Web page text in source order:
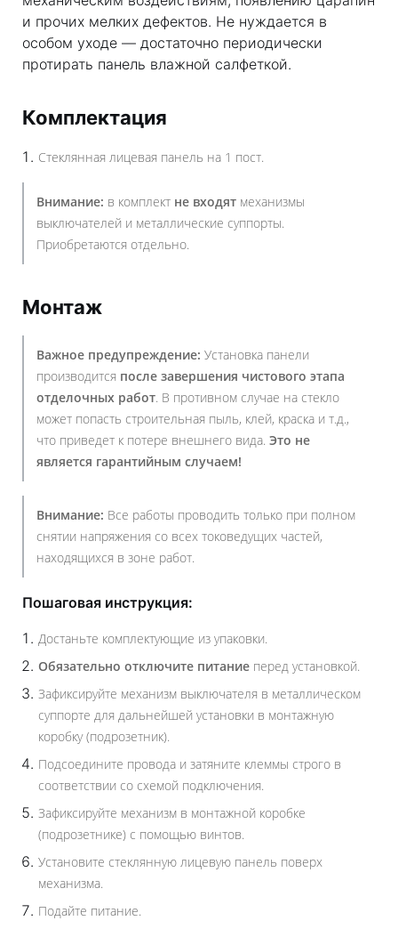
и прочих мелких дефектов. Не нуждается в
особом уходе — достаточно периодически
протирать панель влажной салфеткой.
Комплектация
Стеклянная лицевая панель на 1 пост.
Внимание: в комплект не входят механизмы
выключателей и металлические суппорты.
Приобретаются отдельно.
Монтаж
Важное предупреждение: Установка панели
производится после завершения чистового этапа
отделочных работ. В противном случае на стекло
может попасть строительная пыль, клей, краска и т.д.,
что приведет к потере внешнего вида. Это не
является гарантийным случаем!
Внимание: Все работы проводить только при полном
снятии напряжения со всех токоведущих частей,
находящихся в зоне работ.
Пошаговая инструкция:
Достаньте комплектующие из упаковки.
Обязательно отключите питание перед установкой.
Зафиксируйте механизм выключателя в металлическом
суппорте для дальнейшей установки в монтажную
коробку (подрозетник).
Подсоедините провода и затяните клеммы строго в
соответствии со схемой подключения.
Зафиксируйте механизм в монтажной коробке
(подрозетнике) с помощью винтов.
Установите стеклянную лицевую панель поверх
механизма.
Подайте питание.